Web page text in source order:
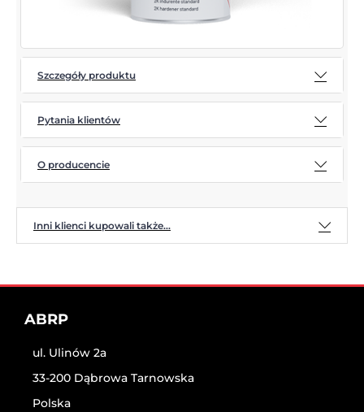
Szczegóły produktu
Pytania klientów
O producencie
Inni klienci kupowali także...
ABRP
ul. Ulinów 2a
33-200 Dąbrowa Tarnowska
Polska